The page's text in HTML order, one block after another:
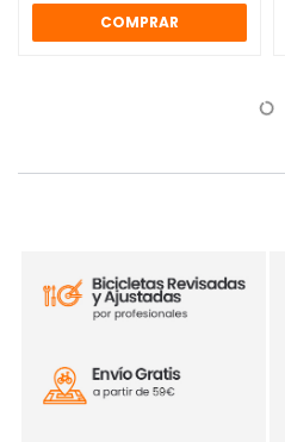
COMPRAR
Eovolt Afternoon Pro
2.639,00 €